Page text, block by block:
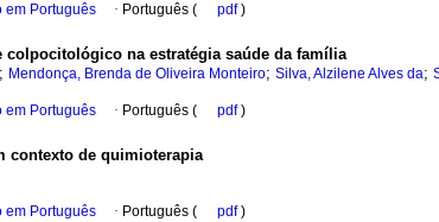
em Português · Português ( pdf)
colpocitológico na estratégia saúde da família
; Mendonça, Brenda de Oliveira Monteiro; Silva, Alzilene Alves da;
em Português · Português ( pdf)
contexto de quimioterapia
em Português · Português ( pdf)